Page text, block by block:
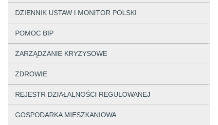
DZIENNIK USTAW I MONITOR POLSKI
POMOC BIP
ZARZĄDZANIE KRYZYSOWE
ZDROWIE
REJESTR DZIAŁALNOŚCI REGULOWANEJ
GOSPODARKA MIESZKANIOWA